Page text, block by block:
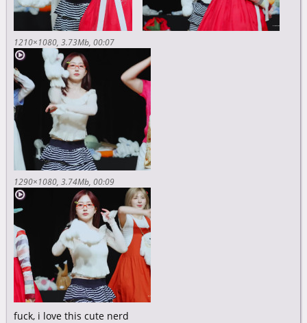
1210×1080 3.73Mb 00:07
1290×1080 3.74Mb 00:09
fuck, i love this cute nerd